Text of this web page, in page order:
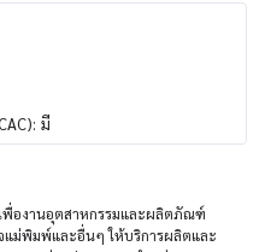
มี
องานอุตสาหกรรมและผลิตภัณฑ์
แม่พิมพ์และอื่นๆ ให้บริการผลิตและ